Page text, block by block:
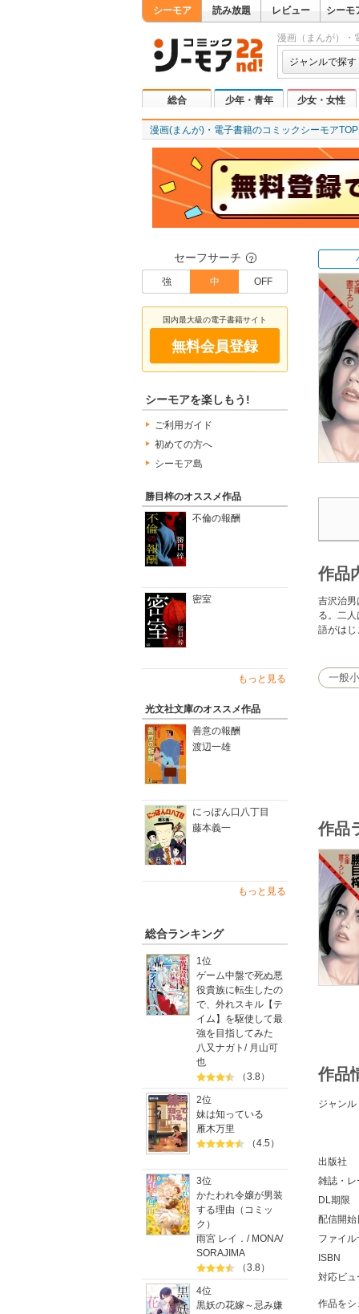
シーモア 読み放題 レビュー シーモ
漫画（まんが）・
ジャンルで探す
総合 少年・青年 少女・女性
漫画(まんが)・電子書籍のコミックシーモアTOP
セーフサーチ ？
強 中 OFF
国内最大級の電子書籍サイト
無料会員登録
シーモアを楽しもう!
ご利用ガイド
初めての方へ
シーモア島
勝目梓のオススメ作品
不倫の報酬
密室
もっと見る
光文社文庫のオススメ作品
善意の報酬
渡辺一雄
にっぽん口八丁目
藤本義一
もっと見る
総合ランキング
1位
ゲーム中盤で死ぬ悪
役貴族に転生したの
で、外れスキル【テ
イム】を駆使して最
強を目指してみた
八又ナガト / 月山可
也
（3.8）
2位
妹は知っている
雁木万里
（4.5）
3位
かたわれ令嬢が男装
する理由（コミッ
ク）
雨宮 レイ． / MONA/
SORAJIMA
（3.8）
4位
黒妖の花嫁～忌み嫌
作品
吉沢治男
る。二
語がはじ
一般
作品
作品
ジャンル
出版社
雑誌・レ
DL期限
配信開始
ファイ
ISBN
対応ビュ
作品をシ